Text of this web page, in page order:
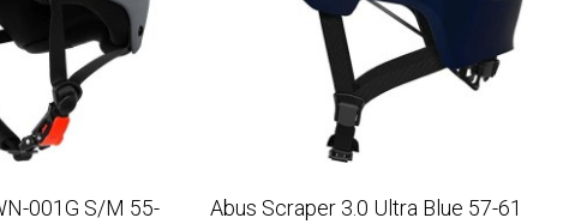
001G S/M 55-
Abus Scraper 3.0 Ultra Blue 57-61